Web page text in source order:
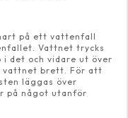
på ett vattenfall
Vattnet trycks
det och vidare ut över
vattnet brett. För att
läggas över
på något utanför